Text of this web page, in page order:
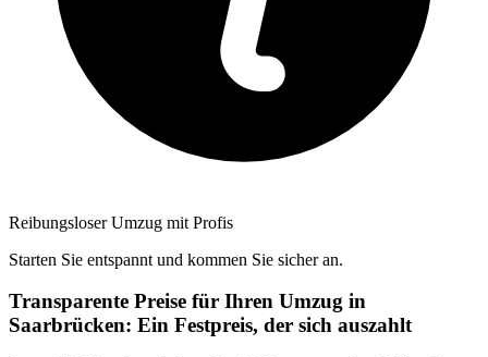
Reibungsloser Umzug mit Profis
Starten Sie entspannt und kommen Sie sicher an.
Transparente Preise für Ihren Umzug in
Saarbrücken: Ein Festpreis, der sich auszahlt